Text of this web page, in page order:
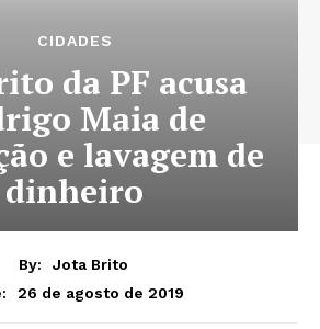
CIDADES
da PF acusa
Maia de
e lavagem de
dinheiro
By:
Jota Brito
26 de agosto de 2019